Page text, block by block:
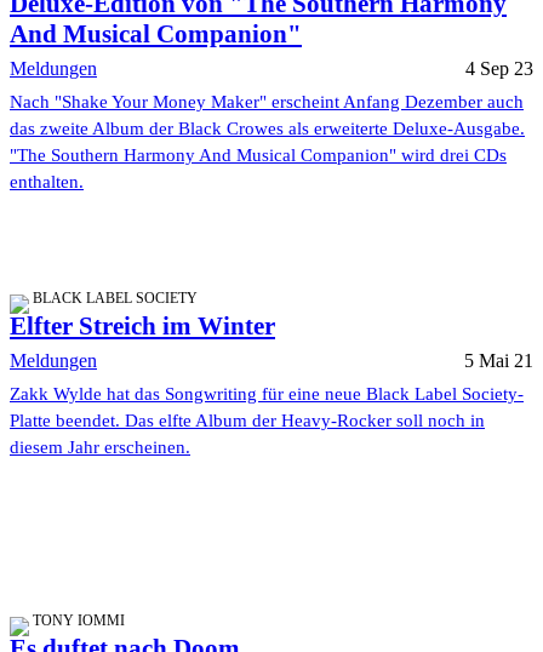
And Musical Companion"
Meldungen 4 Sep 23
Nach "Shake Your Money Maker" erscheint Anfang Dezember auch
das zweite Album der Black Crowes als erweiterte Deluxe-Ausgabe.
"The Southern Harmony And Musical Companion" wird drei CDs
enthalten.
BLACK LABEL SOCIETY
Elfter Streich im Winter
Meldungen 5 Mai 21
Zakk Wylde hat das Songwriting für eine neue Black Label Society-
Platte beendet. Das elfte Album der Heavy-Rocker soll noch in
diesem Jahr erscheinen.
TONY IOMMI